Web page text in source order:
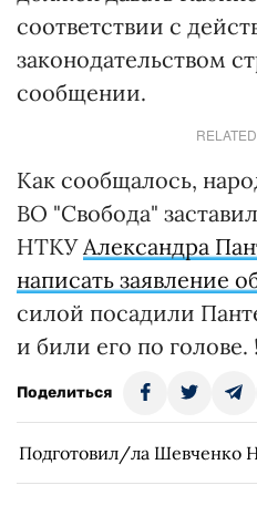
соответствии с
законодательством
сообщении.
Как сообщалось,
ВО "Свобода"
НТКУАлександра
написать заявление
силой посадили
и били его по голове.
Поделиться
Подготовил/ла Шевченко